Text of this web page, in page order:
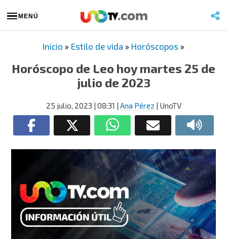
MENÚ
Inicio » Estilo de vida » Horóscopos »
Horóscopo de Leo hoy martes 25 de
julio de 2023
25 julio, 2023 | 08:31 | Ana Pérez | UnoTV